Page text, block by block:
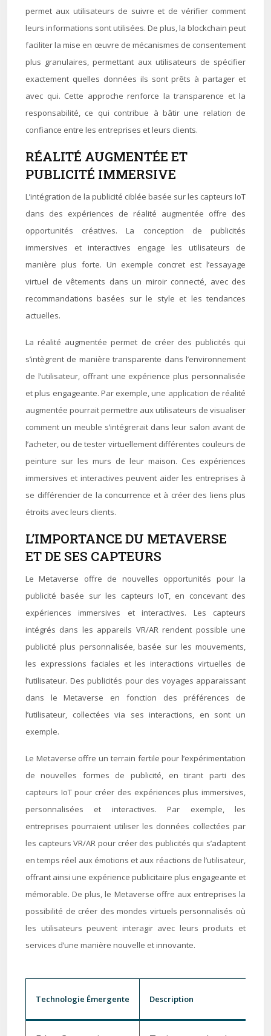
permet aux utilisateurs de suivre et de vérifier comment
leurs informations sont utilisées. De plus, la blockchain peut
faciliter la mise en œuvre de mécanismes de consentement
plus granulaires, permettant aux utilisateurs de spécifier
exactement quelles données ils sont prêts à partager et
avec qui. Cette approche renforce la transparence et la
responsabilité, ce qui contribue à bâtir une relation de
confiance entre les entreprises et leurs clients.
RÉALITÉ AUGMENTÉE ET
PUBLICITÉ IMMERSIVE
L’intégration de la publicité ciblée basée sur les capteurs IoT
dans des expériences de réalité augmentée offre des
opportunités créatives. La conception de publicités
immersives et interactives engage les utilisateurs de
manière plus forte. Un exemple concret est l’essayage
virtuel de vêtements dans un miroir connecté, avec des
recommandations basées sur le style et les tendances
actuelles.
La réalité augmentée permet de créer des publicités qui
s’intègrent de manière transparente dans l’environnement
de l’utilisateur, offrant une expérience plus personnalisée
et plus engageante. Par exemple, une application de réalité
augmentée pourrait permettre aux utilisateurs de visualiser
comment un meuble s’intégrerait dans leur salon avant de
l’acheter, ou de tester virtuellement différentes couleurs de
peinture sur les murs de leur maison. Ces expériences
immersives et interactives peuvent aider les entreprises à
se différencier de la concurrence et à créer des liens plus
étroits avec leurs clients.
L’IMPORTANCE DU METAVERSE
ET DE SES CAPTEURS
Le Metaverse offre de nouvelles opportunités pour la
publicité basée sur les capteurs IoT, en concevant des
expériences immersives et interactives. Les capteurs
intégrés dans les appareils VR/AR rendent possible une
publicité plus personnalisée, basée sur les mouvements,
les expressions faciales et les interactions virtuelles de
l’utilisateur. Des publicités pour des voyages apparaissant
dans le Metaverse en fonction des préférences de
l’utilisateur, collectées via ses interactions, en sont un
exemple.
Le Metaverse offre un terrain fertile pour l’expérimentation
de nouvelles formes de publicité, en tirant parti des
capteurs IoT pour créer des expériences plus immersives,
personnalisées et interactives. Par exemple, les
entreprises pourraient utiliser les données collectées par
les capteurs VR/AR pour créer des publicités qui s’adaptent
en temps réel aux émotions et aux réactions de l’utilisateur,
offrant ainsi une expérience publicitaire plus engageante et
mémorable. De plus, le Metaverse offre aux entreprises la
possibilité de créer des mondes virtuels personnalisés où
les utilisateurs peuvent interagir avec leurs produits et
services d’une manière nouvelle et innovante.
Technologie Émergente Description